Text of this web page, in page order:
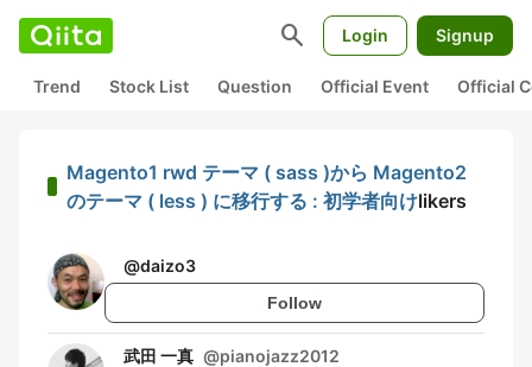
search Login Signup
Trend Stock List Question Official Event Official
Magento1 rwd テーマ ( sass )から Magento2
のテーマ ( less ) に移行する : 初学者向けlikers
@daizo3
Follow
武田 一真 @pianojazz2012